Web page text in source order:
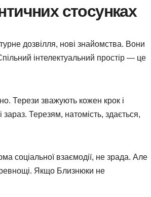
стосунках
дозвілля, нові знайомства. Вони
інтелектуальний простір — це
Терези зважують кожен крок і
зараз. Терезям, натомість, здається,
соціальної взаємодії, не зрада. Але
Якщо Близнюки не